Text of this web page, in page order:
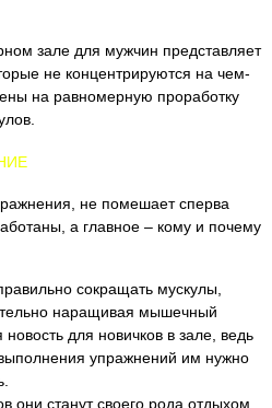
зале для мужчин представляет
не концентрируются на чем-
на равномерную проработку
не помешает сперва
а главное – кому и почему
сокращать мускулы,
наращивая мышечный
для новичков в зале, ведь
упражнений им нужно
они станут своего рода отдыхом